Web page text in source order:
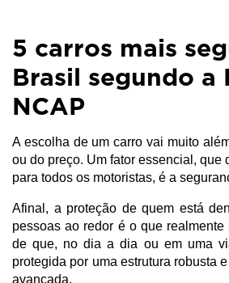
5 carros mais
Brasil segundo a
NCAP
A escolha de um carro vai muito
ou do preço. Um fator essencial, que
para todos os motoristas, é a
Afinal, a proteção de quem está
pessoas ao redor é o que
de que, no dia a dia ou em uma
protegida por uma estrutura robusta
avançada.